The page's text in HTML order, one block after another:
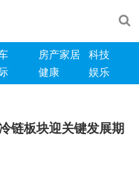
房产家居
科技
健康 娱乐
链板块迎关键发展期